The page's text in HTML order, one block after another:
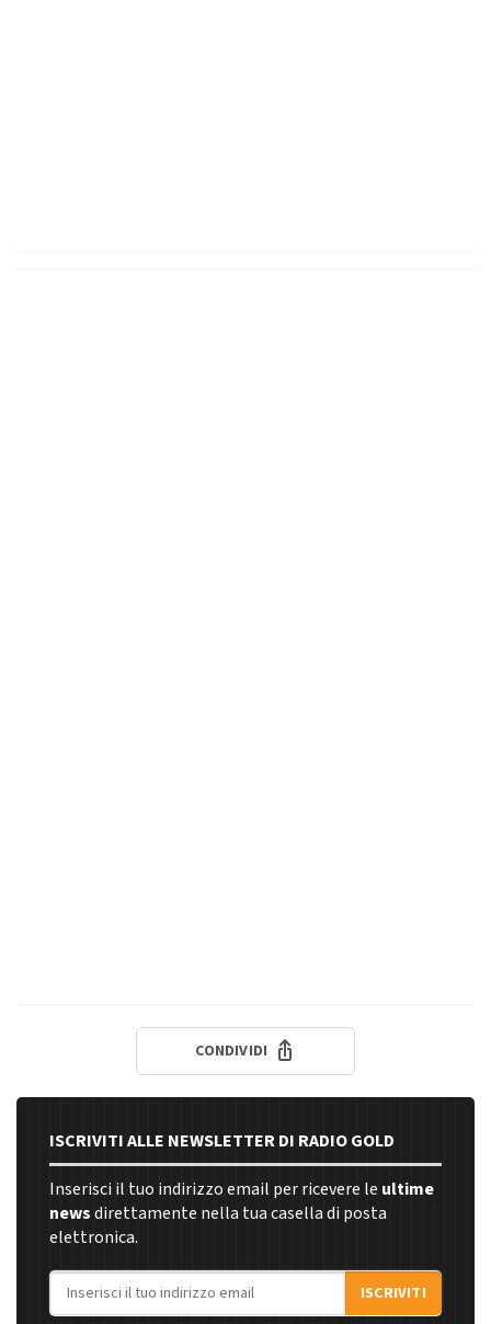
CONDIVIDI
ISCRIVITI ALLE NEWSLETTER DI RADIO GOLD
Inserisci il tuo indirizzo email per ricevere le ultime
newsdirettamente nella tua casella di posta
elettronica.
Indirizzo email
ISCRIVITI